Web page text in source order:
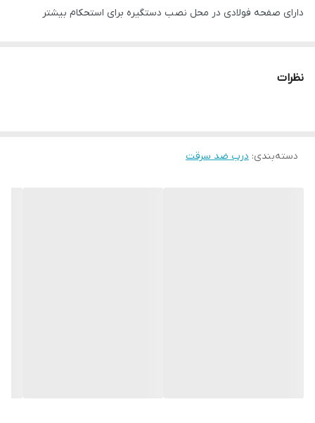
دارای صفحه فولادی در محل نصب دستگیره برای استحکام بیشتر
شستشو و آنتی باکتریال و یک متریال خود خاموش شونده می باشد.
نظرات
دسته‌بندی: درب ضد سرقت